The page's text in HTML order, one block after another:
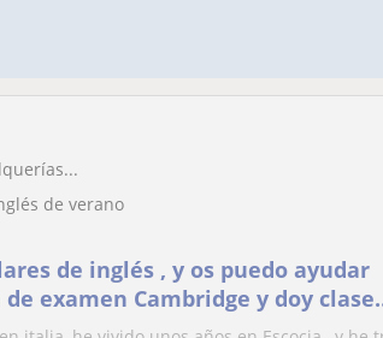
de verano
de inglés , y os puedo ayudar
examen Cambridge y doy